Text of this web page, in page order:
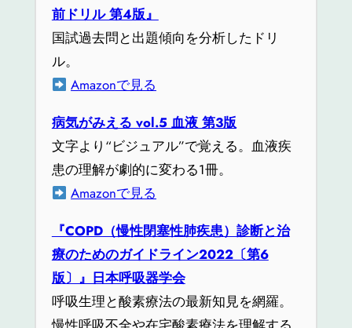
前ドリル 第4版』
国試過去問と出題傾向を分析したドリ
ル。
Amazonで見る
病気がみえる vol.5 血液 第3版
文字より“ビジュアル”で覚える。血液疾
患の理解が劇的に変わる1冊。
Amazonで見る
『COPD（慢性閉塞性肺疾患）診断と治
療のためのガイドライン2022〔第6
版〕』日本呼吸器学会
呼吸生理と酸素療法の最新知見を網羅。